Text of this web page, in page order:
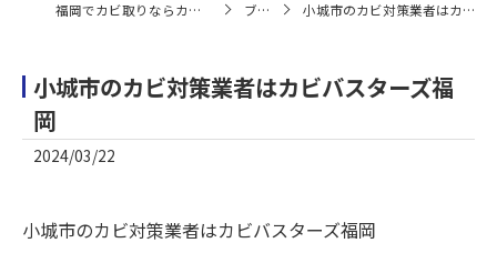
福岡でカビ取りならカビバスターズ福岡 ブログ 小城市のカビ対策業者はカビバスターズ福岡
小城市のカビ対策業者はカビバスターズ福
岡
2024/03/22
小城市のカビ対策業者はカビバスターズ福岡